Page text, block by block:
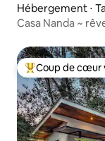
Hébergement ⋅
Casa Nanda ~
Coups de cœur
Coup de cœur